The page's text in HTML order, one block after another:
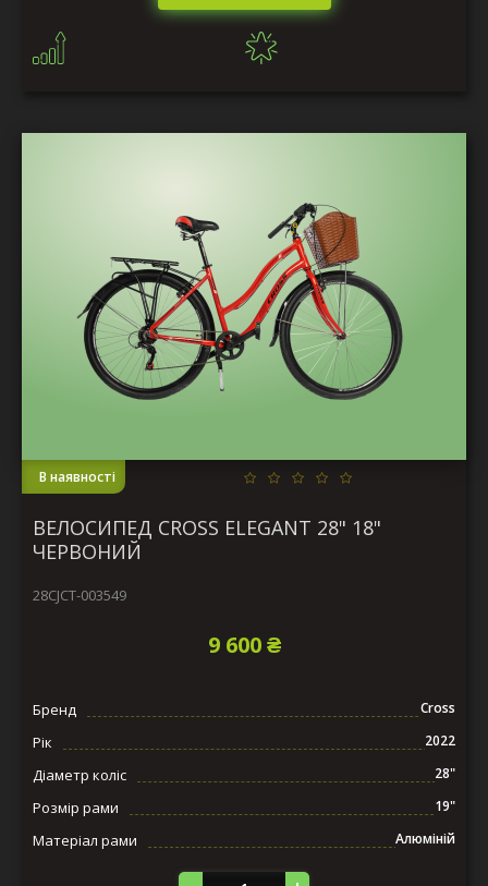
В наявності
ВЕЛОСИПЕД CROSS ELEGANT 28" 18"
ЧЕРВОНИЙ
28CJCT-003549
9 600 ₴
Бренд Cross
Рік 2022
Діаметр коліс 28"
Розмір рами 19"
Матеріал рами Алюміній